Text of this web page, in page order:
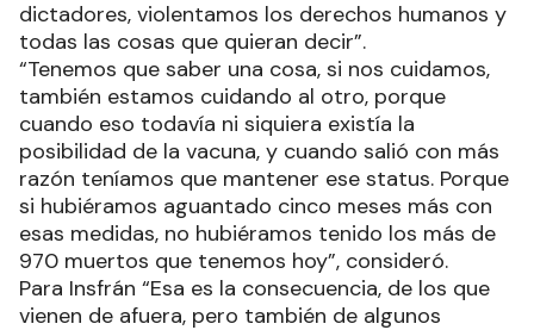
dictadores, violentamos los derechos humanos y
todas las cosas que quieran decir”.
“Tenemos que saber una cosa, si nos cuidamos,
también estamos cuidando al otro, porque
cuando eso todavía ni siquiera existía la
posibilidad de la vacuna, y cuando salió con más
razón teníamos que mantener ese status. Porque
si hubiéramos aguantado cinco meses más con
esas medidas, no hubiéramos tenido los más de
970 muertos que tenemos hoy”, consideró.
Para Insfrán “Esa es la consecuencia, de los que
vienen de afuera, pero también de algunos